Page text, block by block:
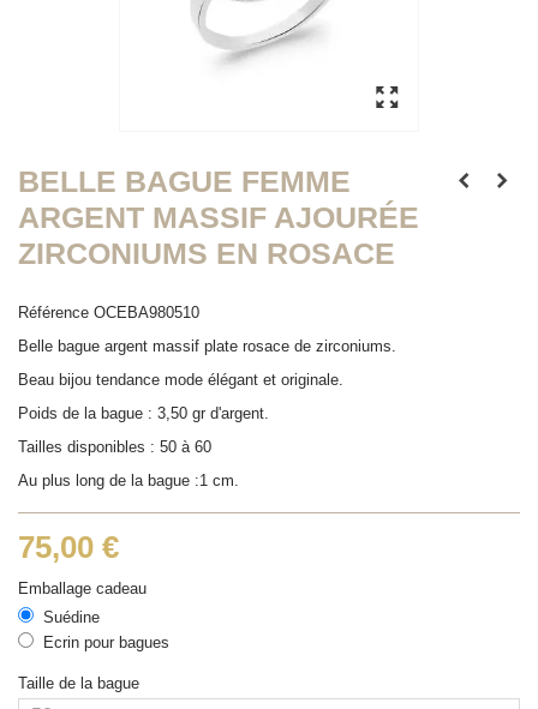
BELLE BAGUE FEMME
ARGENT MASSIF AJOURÉE
ZIRCONIUMS EN ROSACE
Référence OCEBA980510
Belle bague argent massif plate rosace de zirconiums.
Beau bijou tendance mode élégant et originale.
Poids de la bague : 3,50 gr d'argent.
Tailles disponibles : 50 à 60
Au plus long de la bague :1 cm.
75,00 €
Emballage cadeau
Suédine
Ecrin pour bagues
Taille de la bague